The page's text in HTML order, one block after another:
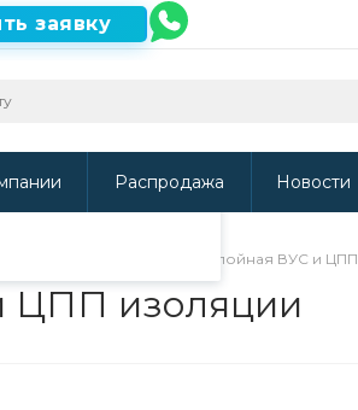
сайт, то
заявку
Распродажа Новости
2х слойная ВУС и ЦПП
ЦПП изоляции